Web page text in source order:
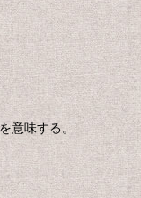
意味する。